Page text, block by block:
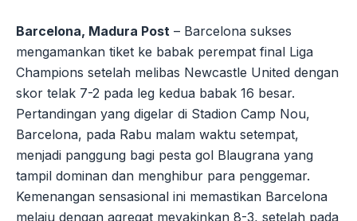
Barcelona, Madura Post – Barcelona sukses
mengamankan tiket ke babak perempat final Liga
Champions setelah melibas Newcastle United dengan
skor telak 7-2 pada leg kedua babak 16 besar.
Pertandingan yang digelar di Stadion Camp Nou,
Barcelona, pada Rabu malam waktu setempat,
menjadi panggung bagi pesta gol Blaugrana yang
tampil dominan dan menghibur para penggemar.
Kemenangan sensasional ini memastikan Barcelona
melaju dengan agregat meyakinkan 8-3, setelah pada